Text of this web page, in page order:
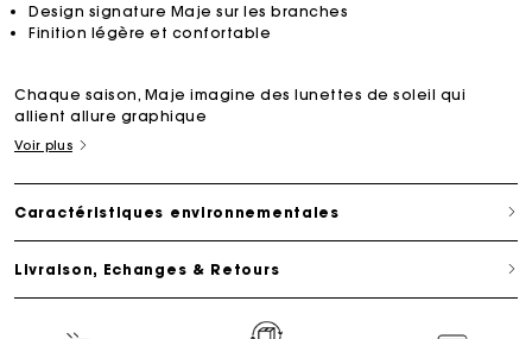
Design signature Maje sur les branches
Finition légère et confortable
Chaque saison, Maje imagine des lunettes de soleil qui
allient allure graphique
Voir plus
Caractéristiques environnementales
Livraison, Echanges & Retours